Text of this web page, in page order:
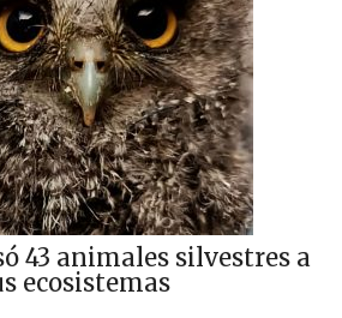
43 animales silvestres a
ecosistemas